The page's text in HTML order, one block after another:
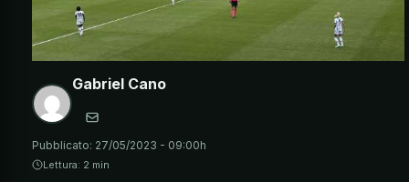
Gabriel Cano
Pubblicato: 27/05/2023 - 09:00h
Lettura: 2 min